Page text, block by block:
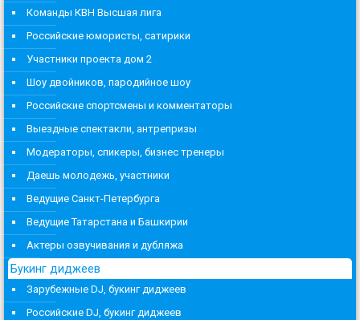
Команды КВН Высшая лига
Российские юмористы, сатирики
Участники проекта дом 2
Шоу двойников, пародийное шоу
Российские спортсмены и комментаторы
Выездные спектакли, антрепризы
Модераторы, спикеры, бизнес тренеры
Даешь молодежь, участники
Ведущие Санкт-Петербурга
Ведущие Татарстана и Башкирии
Актеры озвучивания и дубляжа
Букинг диджеев
Зарубежные DJ, букинг диджеев
Российские DJ, букинг диджеев